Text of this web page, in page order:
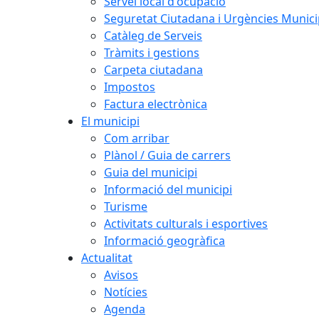
Seguretat Ciutadana i Urgències
Catàleg de Serveis
Tràmits i gestions
Carpeta ciutadana
Impostos
Factura electrònica
El municipi
Com arribar
Plànol / Guia de carrers
Guia del municipi
Informació del municipi
Turisme
Activitats culturals i esportives
Informació geogràfica
Actualitat
Avisos
Notícies
Agenda